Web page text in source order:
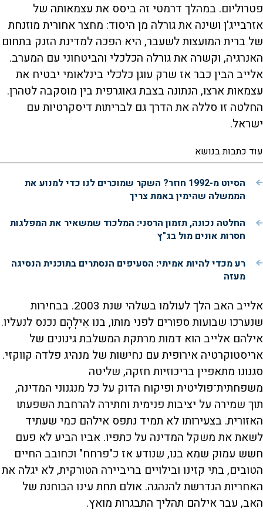
פטרוליום. במהלך דרמטי זה ביסס את עצמאותה של
אזרבייג'ן ושינה את גורלה מן היסוד: מחצר אחורית מוזנחת
של ברית המועצות לשעבר, היא הפכה למדינת הזנק בתחום
האנרגיה, וקשרה את גורלה הכלכלי והביטחוני עם המערב.
אלייב הבין כבר אז שרק עוגן כלכלי בינלאומי יבטיח את
עצמאות ארצו, הנתונה בצבת גאוגרפית בין מוסקבה לטהרן.
החלטה זו סללה את הדרך גם לבריתות דיסקרטיות עם
ישראל.
עוד כתבות בנושא
הסיוט מ-1992 חוזר? השקר שמוכרים לנו כדי למנוע את
הממשלה שהימין באמת צריך
החלטה נכונה, תזמון הרסני: המלכוד שמשאיר את המפלגות
חסרות אונים מול בג"ץ
רע מכדי להיות אמיתי: הסעיפים הנסתרים בתוכנית הנסיגה
מעזה
אלייב האב הלך לעולמו בשלהי שנת 2003. בבחירות
שנערכו שבועות ספורים לפני מותו, בנו אִילְהָם נכנס לנעליו.
אילהם אלייב הוא דמות מרתקת המשלבת גינונים של
אריסטוקרטיה אירופית עם נחישות של מנהיג פלדה קווקזי.
סגנונו מתאפיין בריכוזיות חזקה, שליטה
משפחתית־פוליטית ופיקוח הדוק על כל מנגנוני המדינה,
תוך שמירה על יציבות פנימית וחתירה להרחבת השפעתו
האזורית. בצעירותו לא תמיד נתפס אילהם כמי שעתיד
לשאת את משקל המדינה על כתפיו. אביו הביע לא פעם
חשש עמוק שמא בנו, שנודע אז כ"פרחח" וכחובב החיים
הטובים, בתי קזינו ובילויים בריביירה הטורקית, לא יגלה את
האחריות הנדרשת להנהגה. אולם תחת עינו הבוחנת של
האב, עבר אילהם תהליך התבגרות מואץ.